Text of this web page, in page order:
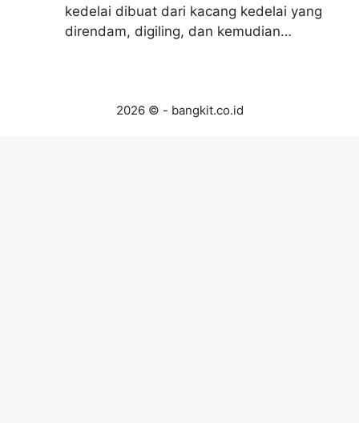
kedelai dibuat dari kacang kedelai yang
direndam, digiling, dan kemudian…
2026 © - bangkit.co.id